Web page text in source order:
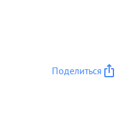
Поделиться